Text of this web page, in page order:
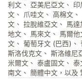
利文、 亞美尼亞文、
文、 爪哇文、 高棉文
文、 拉脫維亞文、 馬
地文、 馬來文、 馬爾
文、 葡萄牙文 (巴西)、
斯洛伐克文、 斯洛維尼
米爾文、 泰盧固文、
南文、 簡體中文，以及